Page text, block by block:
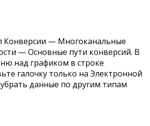
Конверсии — Многоканальные
— Основные пути конверсий. В
над графиком в строке
галочку только на Электронной
данные по другим типам